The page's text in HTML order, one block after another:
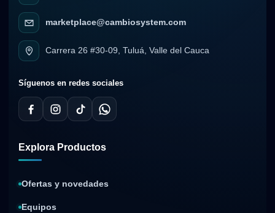
marketplace@cambiosystem.com
Carrera 26 #30-09, Tuluá, Valle del Cauca
Síguenos en redes sociales
Explora Productos
Ofertas y novedades
Equipos